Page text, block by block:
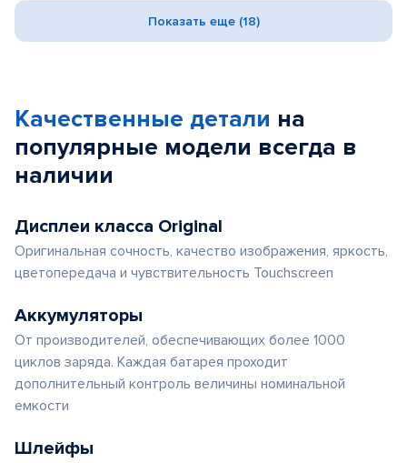
Показать еще (18)
Качественные детали на
популярные модели всегда в
наличии
Дисплеи класса Original
Оригинальная сочность, качество изображения, яркость,
цветопередача и чувствительность Touchscreen
Аккумуляторы
От производителей, обеспечивающих более 1000
циклов заряда. Каждая батарея проходит
дополнительный контроль величины номинальной
емкости
Шлейфы